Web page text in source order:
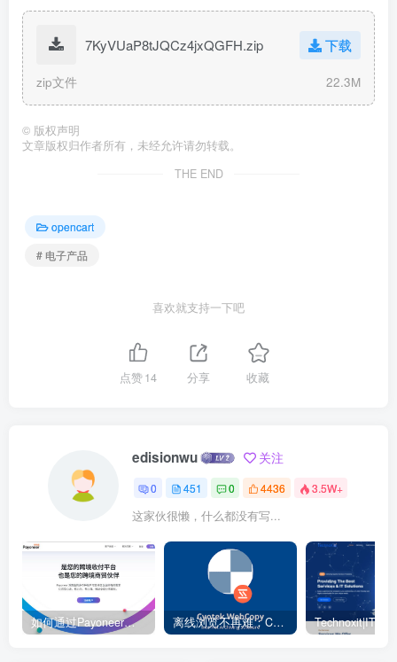
7KyVUaP8tJQCz4jxQGFH.zip 下载
zip文件 22.3M
© 版权声明
文章版权归作者所有，未经允许请勿转载。
THE END
opencart
# 电子产品
喜欢就支持一下吧
点赞14 分享 收藏
edisionwu 关注
0 451 0 4436 3.5W+
这家伙很懒，什么都没有写...
如何通过Payoneer派安盈转账？ – 电商独立站 离线浏览不再难：Cyotek WebCopy 助你轻松下载整站